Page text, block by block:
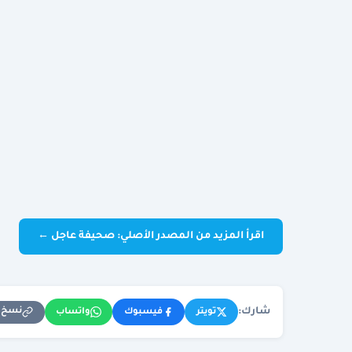
اقرأ المزيد من المصدر الأصلي: صحيفة عاجل ←
شارك: تويتر فيسبوك واتساب نسخ